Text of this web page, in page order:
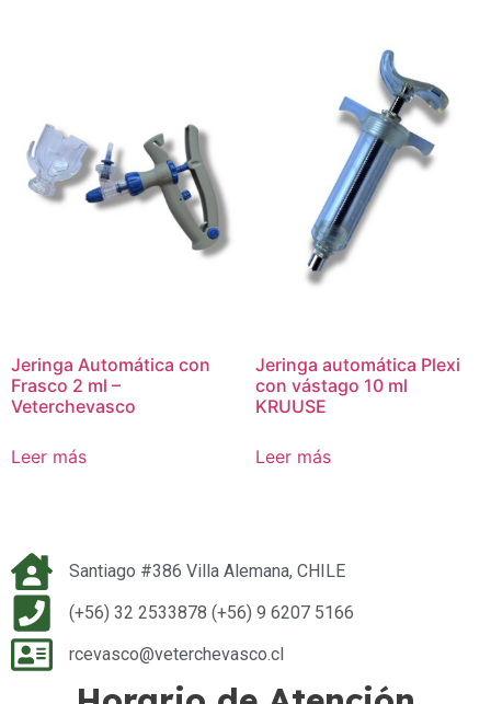
Jeringa Automática con
Frasco 2 ml –
Veterchevasco
Leer más
Jeringa automática Plexi
con vástago 10 ml
KRUUSE
Leer más
Santiago #386 Villa Alemana, CHILE
(+56) 32 2533878 (+56) 9 6207 5166
rcevasco@veterchevasco.cl